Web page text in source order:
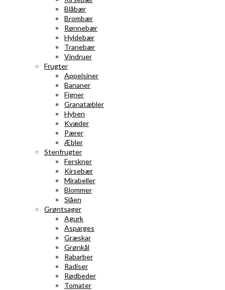
Blåbær
Brombær
Rønnebær
Hyldebær
Tranebær
Vindruer
Frugter
Appelsiner
Bananer
Figner
Granatæbler
Hyben
Kvæder
Pærer
Æbler
Stenfrugter
Ferskner
Kirsebær
Mirabeller
Blommer
Slåen
Grøntsager
Agurk
Asparges
Græskar
Grønkål
Rabarber
Radiser
Rødbeder
Tomater